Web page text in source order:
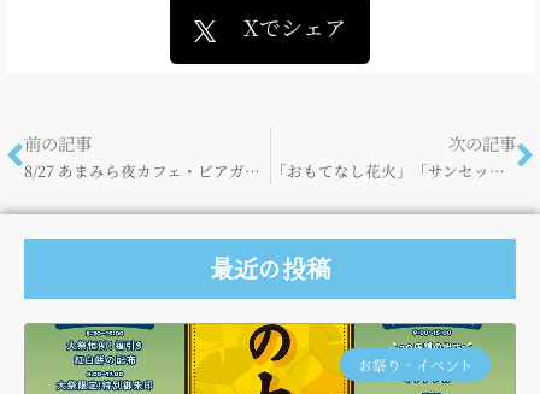
Xでシェア
前の記事
8/27 あまみら夜カフェ・ビアガーデン開催！
次の記事
「おもてなし花火」「サンセット屋形船Cafe＆Bar」開催（8月27日）
最近の投稿
お祭り・イベント